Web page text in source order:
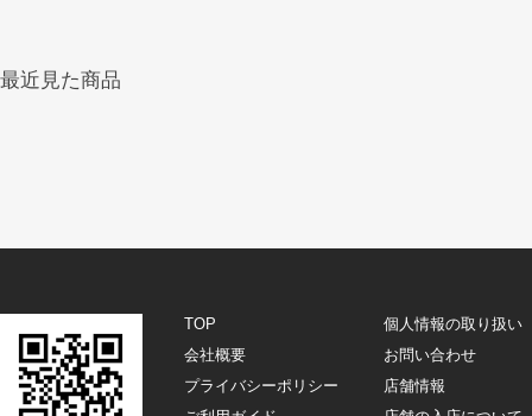
最近見た商品
TOP
個人情報の取り扱い
会社概要
お問い合わせ
プライバシーポリシー
店舗情報